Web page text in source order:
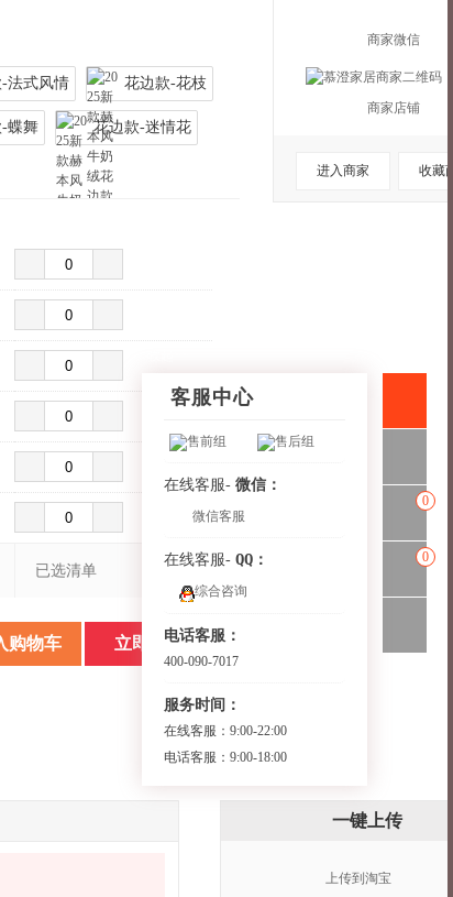
法式风情 花边款-花枝
蝶舞 花边款-迷情花
已选清单
购物车 立即购买
商家微信
商家店铺
进入商家 收藏
一键上传
上传到淘宝
客服中心
售前组 售后组
在线客服- 微信：
微信客服
在线客服- QQ：
综合咨询
电话客服：
400-090-7017
服务时间：
在线客服：9:00-22:00
电话客服：9:00-18:00
0
0